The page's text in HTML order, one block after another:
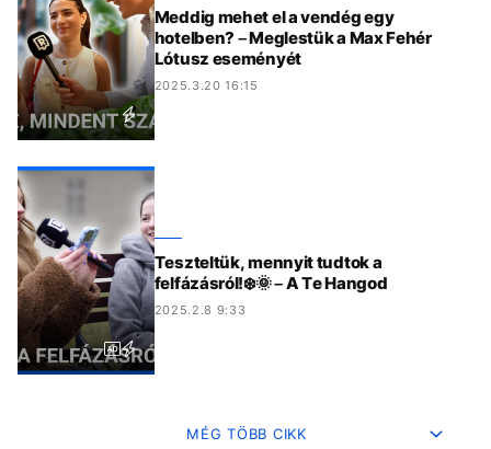
Meddig mehet el a vendég egy
hotelben? – Meglestük a Max Fehér
Lótusz eseményét
2025.3.20 16:15
Teszteltük, mennyit tudtok a
felfázásról!❄️🌞 – A Te Hangod
2025.2.8 9:33
MÉG TÖBB CIKK